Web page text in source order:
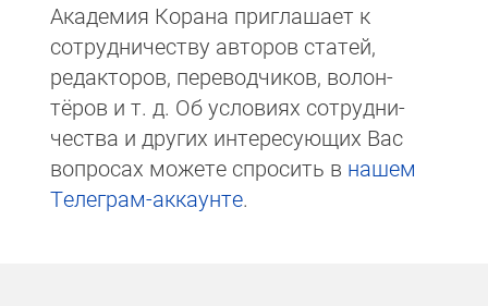
Академия Корана при­гла­ша­ет к
сотруд­ни­чест­ву авторов статей,
редакто­ров, пере­вод­чи­ков, волон­
тёров и т. д. Об ус­ло­виях сотрудни­
чест­ва и других интере­сую­щих Вас
вопросах мо­же­те спросить в на­шем
Те­ле­грам-ак­каунте.